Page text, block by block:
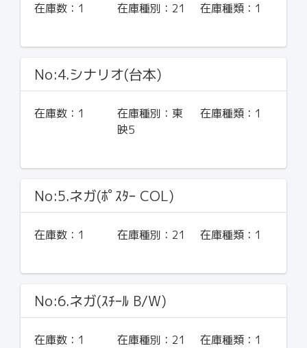
在庫数： 1 在庫種別： 21 在庫種類： 1
No:4.シナリオ(台本)
在庫数： 1 在庫種別： 東
映5
在庫種類： 1
No:5.ネガ(ﾎﾟｽﾀｰ COL)
在庫数： 1 在庫種別： 21 在庫種類： 1
No:6.ネガ(ｽﾁｰﾙ B/W)
在庫数： 1 在庫種別： 21 在庫種類： 1